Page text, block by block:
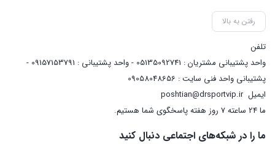
رفتن به بالا
تلفن
واحد پشتیبانی مشتریان : 05135092741 - واحد پشتیبانی : 09157153791 -
پشتیبانی واحد فنی سایت : 09058048656
ایمیلposhtian@drsportvip.ir
ما 24 ساعته 7 روز هفته پاسخگوی شما هستیم.
ما را در شبکه‌های اجتماعی دنبال کنید